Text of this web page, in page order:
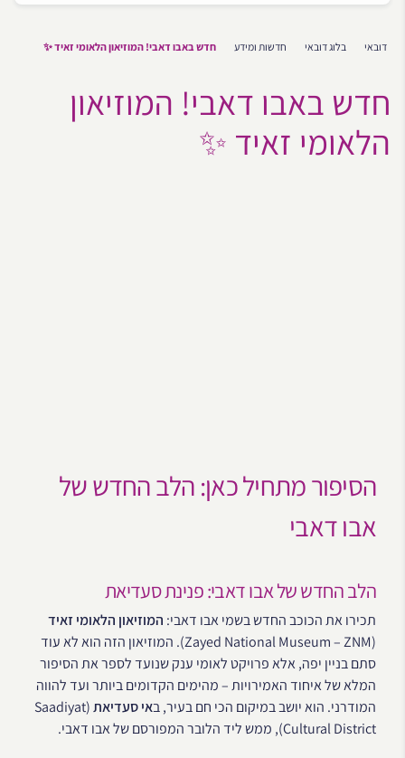
דובאי בלוג דובאי חדשות ומידע חדש באבו דאבי! המוזיאון הלאומי זאיד ✨
חדש באבו דאבי! המוזיאון
הלאומי זאיד ✨
הסיפור מתחיל כאן: הלב החדש של
אבו דאבי
הלב החדש של אבו דאבי: פנינת סעדיאת
תכירו את הכוכב החדש בשמי אבו דאבי: המוזיאון הלאומי זאיד
(Zayed National Museum – ZNM). המוזיאון הזה הוא לא עוד
סתם בניין יפה, אלא פרויקט לאומי ענק שנועד לספר את הסיפור
המלא של איחוד האמירויות – מהימים הקדומים ביותר ועד להווה
המודרני. הוא יושב במיקום הכי חם בעיר, באי סעדיאת (Saadiyat
Cultural District), ממש ליד הלובר המפורסם של אבו דאבי.